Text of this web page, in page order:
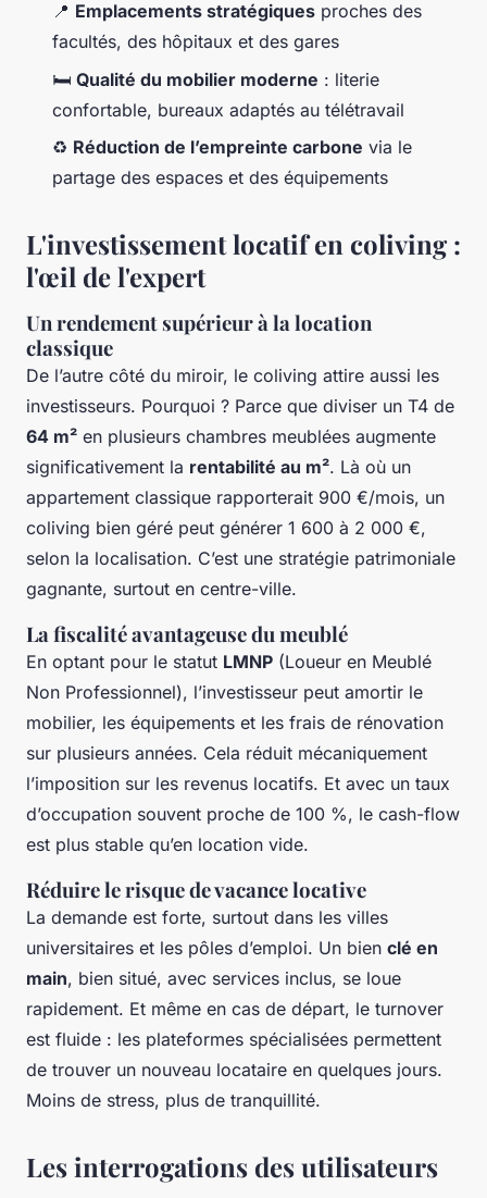
📍 Emplacements stratégiques proches des
facultés, des hôpitaux et des gares
🛏️ Qualité du mobilier moderne : literie
confortable, bureaux adaptés au télétravail
♻️ Réduction de l’empreinte carbone via le
partage des espaces et des équipements
L'investissement locatif en coliving :
l'œil de l'expert
Un rendement supérieur à la location
classique
De l’autre côté du miroir, le coliving attire aussi les
investisseurs. Pourquoi ? Parce que diviser un T4 de
64 m² en plusieurs chambres meublées augmente
significativement la rentabilité au m². Là où un
appartement classique rapporterait 900 €/mois, un
coliving bien géré peut générer 1 600 à 2 000 €,
selon la localisation. C’est une stratégie patrimoniale
gagnante, surtout en centre-ville.
La fiscalité avantageuse du meublé
En optant pour le statut LMNP (Loueur en Meublé
Non Professionnel), l’investisseur peut amortir le
mobilier, les équipements et les frais de rénovation
sur plusieurs années. Cela réduit mécaniquement
l’imposition sur les revenus locatifs. Et avec un taux
d’occupation souvent proche de 100 %, le cash-flow
est plus stable qu’en location vide.
Réduire le risque de vacance locative
La demande est forte, surtout dans les villes
universitaires et les pôles d’emploi. Un bien clé en
main, bien situé, avec services inclus, se loue
rapidement. Et même en cas de départ, le turnover
est fluide : les plateformes spécialisées permettent
de trouver un nouveau locataire en quelques jours.
Moins de stress, plus de tranquillité.
Les interrogations des utilisateurs